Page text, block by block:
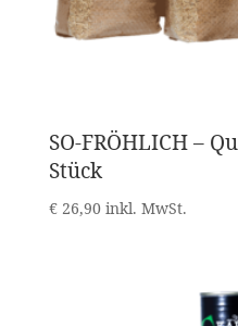
SO-FRÖHLICH –
Stück
€26,90 inkl. MwSt.